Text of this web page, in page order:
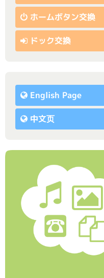
ホームボタン交換
ドック交換
English Page
中文页